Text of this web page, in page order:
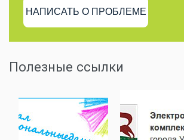
НАПИСАТЬ О ПРОБЛЕМЕ
Полезные ссылки